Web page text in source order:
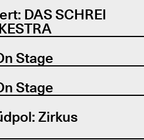
DAS SCHREI
Stage
Stage
Zirkus